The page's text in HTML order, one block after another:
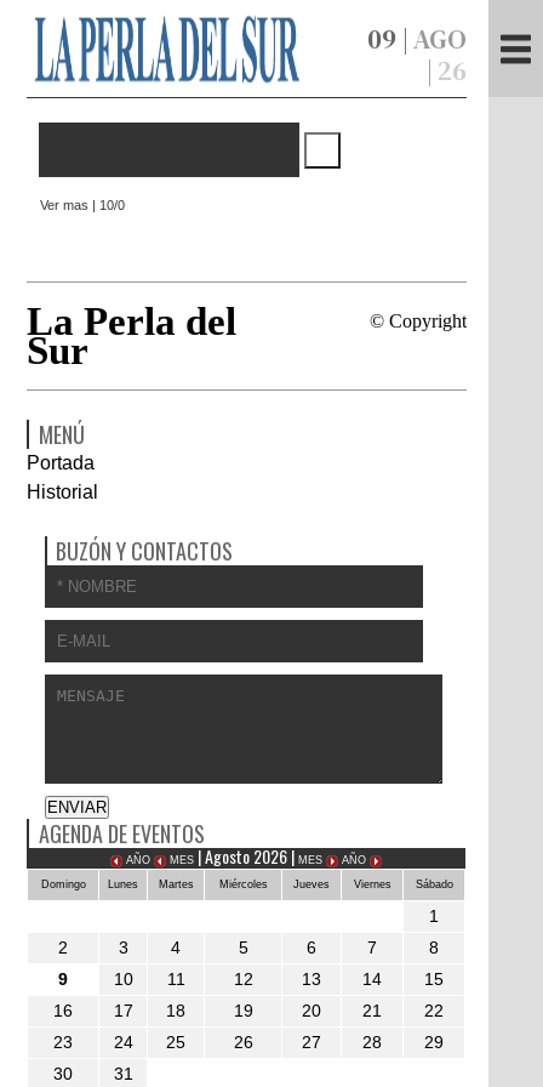
09 | AGO
| 26
Ver mas | 10/0
La Perla del
Sur
© Copyright
MENÚ
Portada
Historial
BUZÓN Y CONTACTOS
AGENDA DE EVENTOS
AÑO MES | Agosto 2026 |MES
AÑO
Domingo
Lunes Martes Miércoles Jueves Viernes Sábado
1
2
3 4 5 6 7
8
9
10 11 12 13 14
15
16
17 18 19 20 21
22
23
24 25 26 27 28
29
30
31